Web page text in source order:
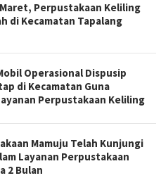
Perpustakaan Keliling
di Kecamatan Tapalang
Operasional Dispusip
di Kecamatan Guna
Perpustakaan Keliling
Mamuju Telah Kunjungi
Layanan Perpustakaan
2 Bulan